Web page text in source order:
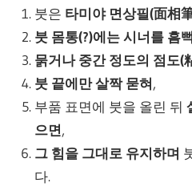
붓은 타미야 면상필(面相
붓 몸통(?)에는 시너를 흠
묽거나 중간 정도의 점도(
붓 끝에만 살짝 묻혀,
부품 표면에 붓을 올린 뒤
으면,
그 힘을 그대로 유지하며
다.